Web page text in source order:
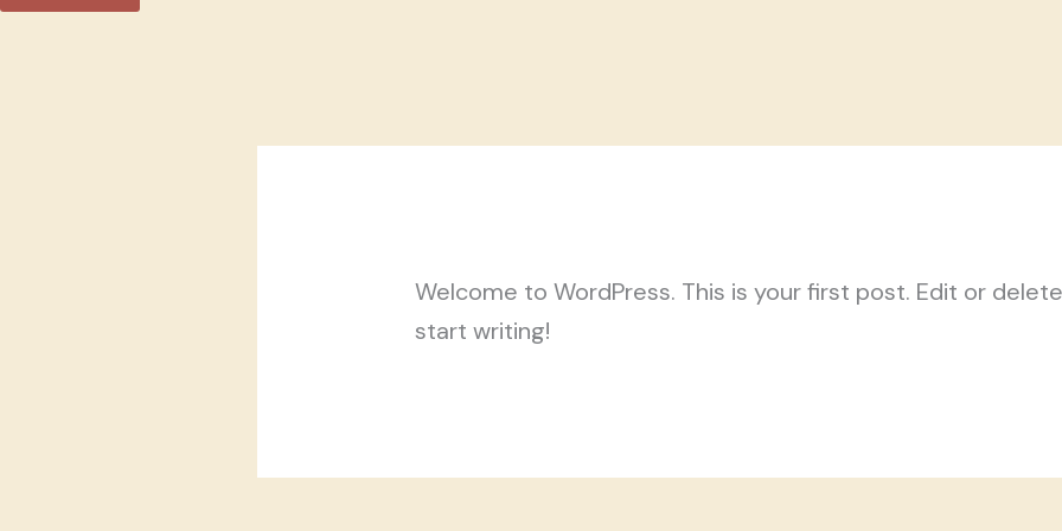
Welcome to WordPress. This is your first post. Edit or
start writing!